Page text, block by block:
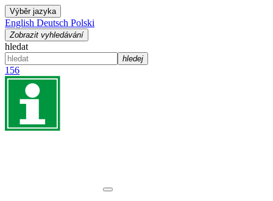
Výběr jazyka
English Deutsch Polski
Zobrazit vyhledávání
hledat
hledej
156